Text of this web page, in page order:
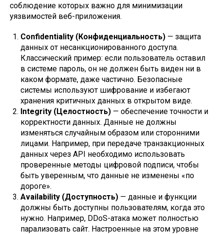
соблюдение которых важно для минимизации
уязвимостей веб-приложения.
Confidentiality (Конфиденциальность) — защита
данных от несанкционированного доступа.
Классический пример: если пользователь оставил
в системе пароль, он не должен быть виден ни в
каком формате, даже частично. Безопасные
системы используют шифрование и избегают
хранения критичных данных в открытом виде.
Integrity (Целостность) — обеспечение точности и
корректности данных. Данные не должны
изменяться случайным образом или сторонними
лицами. Например, при передаче транзакционных
данных через API необходимо использовать
проверенные методы цифровой подписи, чтобы
быть уверенным, что данные не изменены «по
дороге».
Availability (Доступность) — данные и функции
должны быть доступны пользователям, когда это
нужно. Например, DDoS-атака может полностью
парализовать сайт. Настроенные на этом уровне